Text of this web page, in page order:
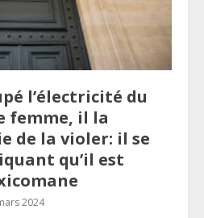
l’électricité du
femme, il la
de la violer: il se
qu’il est
2024